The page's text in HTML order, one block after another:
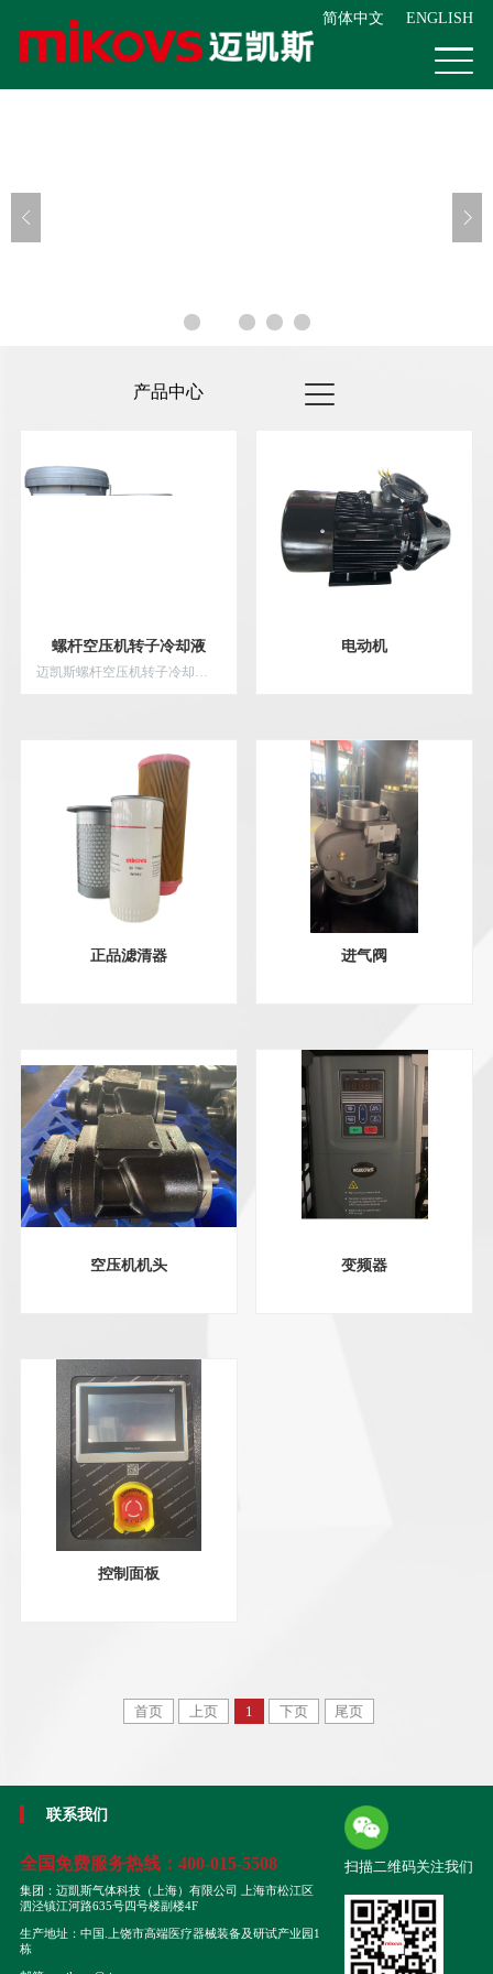
简体中文 ENGLISH
产品中心
螺杆空压机转子冷却液
迈凯斯螺杆空压机转子冷却液・使用说明油品即设备生命线，请勿使用非原厂油品转子冷却液是螺杆空压机的核心命脉 —— 它不仅润滑阴阳转子...
电动机
正品滤清器 进气阀
空压机机头 变频器
控制面板
首页 上页 1 下页 尾页
联系我们
全国免费服务热线： 400-015-5508
集团：迈凱斯气体科技（上海）有限公司 上海市松江区
泗泾镇江河路635号四号楼副楼4F
生产地址：中国.上饶市高端医疗器械装备及研试产业园1
栋
扫描二维码关注我们